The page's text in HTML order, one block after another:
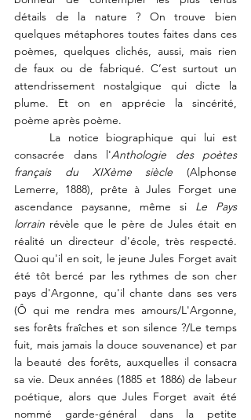
détails de la nature ? On trouve bien
quelques métaphores toutes faites dans ces
poèmes, quelques clichés, aussi, mais rien
de faux ou de fabriqué. C’est surtout un
attendrissement nostalgique qui dicte la
plume. Et on en apprécie la sincérité,
poème après poème.
consacrée dans l'Anthologie des poètes
français du XIXème siècle (Alphonse
Lemerre, 1888), prête à Jules Forget une
ascendance paysanne, même si Le Pays
lorrain révèle que le père de Jules était en
réalité un directeur d'école, très respecté.
Quoi qu'il en soit, le jeune Jules Forget avait
été tôt bercé par les rythmes de son cher
pays d'Argonne, qu'il chante dans ses vers
(Ô qui me rendra mes amours/L'Argonne,
ses forêts fraîches et son silence ?/Le temps
fuit, mais jamais la douce souvenance) et par
la beauté des forêts, auxquelles il consacra
sa vie. Deux années (1885 et 1886) de labeur
poétique, alors que Jules Forget avait été
nommé garde-général dans la petite